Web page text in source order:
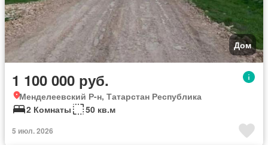
Дом
1 100 000 руб.
Менделеевский Р-н, Татарстан Республика
2 Комнаты
50 кв.м
5 июл. 2026